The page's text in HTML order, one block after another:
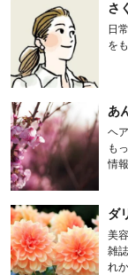
さ
日
を
あ
ヘ
も
情
ダ
美
雑
れ